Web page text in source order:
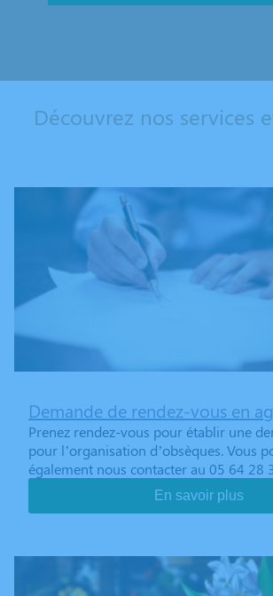
Découvrez nos services
Demande de rendez-vous en
Prenez rendez-vous pour établir une
pour l’organisation d’obsèques. Vous
également nous contacter au 05 64 28
En savoir plus